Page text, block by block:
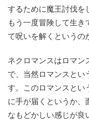
するために魔王討伐を
もう一度冒険して生き
て呪いを解くというの
ネクロマンスはロマン
で、当然ロマンスとい
す。このロマンスとい
に手が届くというか、
なもどかしい感じが良